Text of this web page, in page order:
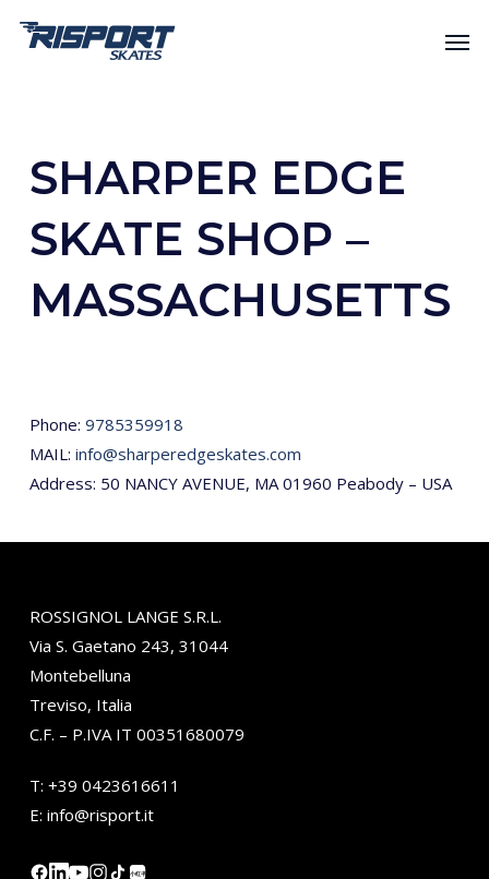
SHARPER EDGE
SKATE SHOP –
MASSACHUSETTS
Phone: 9785359918
MAIL: info@sharperedgeskates.com
Address: 50 NANCY AVENUE, MA 01960 Peabody – USA
ROSSIGNOL LANGE S.R.L.
Via S. Gaetano 243, 31044
Montebelluna
Treviso, Italia
C.F. – P.IVA IT 00351680079
T: +39 0423616611
E: info@risport.it
小红书